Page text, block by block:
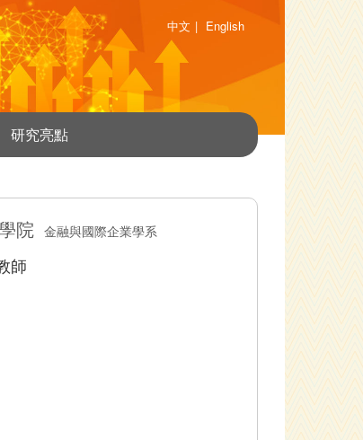
中文 | English
研究亮點
院 金融與國際企業學系
師